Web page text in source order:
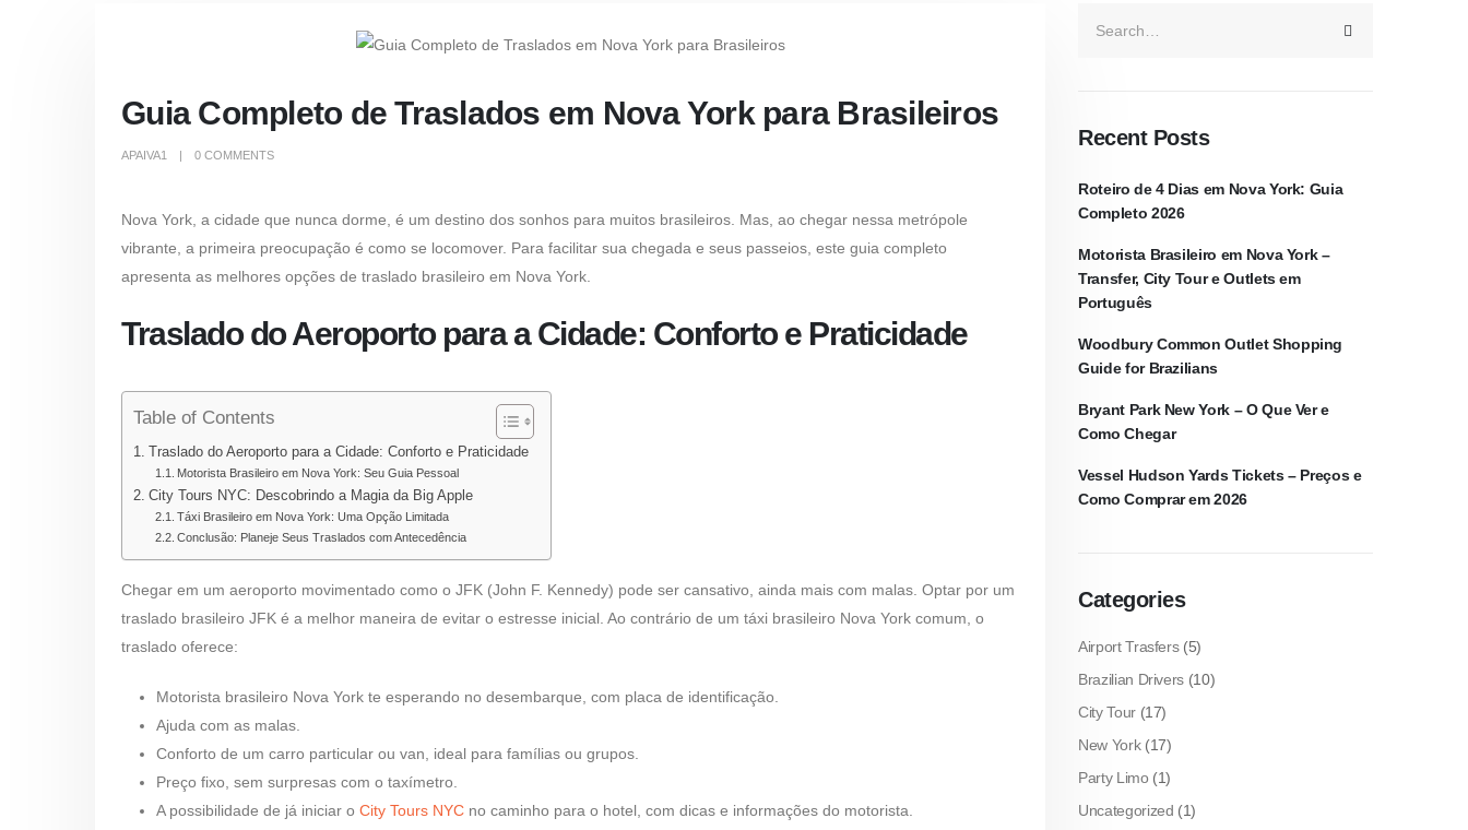
Guia Completo de Traslados em Nova York para Brasileiros
APAIVA1 0 COMMENTS
Nova York, a cidade que nunca dorme, é um destino dos sonhos para muitos brasileiros. Mas, ao chegar nessa metrópole
vibrante, a primeira preocupação é como se locomover. Para facilitar sua chegada e seus passeios, este guia completo
apresenta as melhores opções de traslado brasileiro em Nova York.
Traslado do Aeroporto para a Cidade: Conforto e Praticidade
Table of Contents
Traslado do Aeroporto para a Cidade: Conforto e Praticidade
Motorista Brasileiro em Nova York: Seu Guia Pessoal
City Tours NYC: Descobrindo a Magia da Big Apple
Táxi Brasileiro em Nova York: Uma Opção Limitada
Conclusão: Planeje Seus Traslados com Antecedência
Chegar em um aeroporto movimentado como o JFK (John F. Kennedy) pode ser cansativo, ainda mais com malas. Optar por um
traslado brasileiro JFK é a melhor maneira de evitar o estresse inicial. Ao contrário de um táxi brasileiro Nova York comum, o
traslado oferece:
Motorista brasileiro Nova York te esperando no desembarque, com placa de identificação.
Ajuda com as malas.
Conforto de um carro particular ou van, ideal para famílias ou grupos.
Preço fixo, sem surpresas com o taxímetro.
A possibilidade de já iniciar o City Tours NYC no caminho para o hotel, com dicas e informações do motorista.
Recent Posts
Roteiro de 4 Dias em Nova York: Guia
Completo 2026
Motorista Brasileiro em Nova York –
Transfer, City Tour e Outlets em
Português
Woodbury Common Outlet Shopping
Guide for Brazilians
Bryant Park New York – O Que Ver e
Como Chegar
Vessel Hudson Yards Tickets – Preços e
Como Comprar em 2026
Categories
Airport Trasfers(5)
Brazilian Drivers (10)
City Tour(17)
New York(17)
Party Limo (1)
Uncategorized (1)